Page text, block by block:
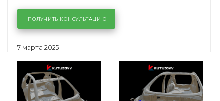
7 марта 2025
ПОЛУЧИТЬ КОНСУЛЬТАЦИЮ